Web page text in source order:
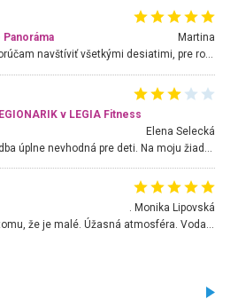
Martina
Nádherné miesto ktoré odporúčam navštíviť všetkými desiatimi, pre rodiny s deťmi, dôchodcom... Proste a jednoducho ozaj rozprávkový les.. určite ešte prídeme. Odniesli sme si na pamiatku krásne tričká,
v LEGIA Fitness
Elena Selecká
. Monika Lipovská
Úžasné prostredie, napriek tomu, že je malé. Úžasná atmosféra. Voda fantastická a nádherná. Ľudí je pomerne veľa, ale su mili a ohľaduplní. Je veľmi zaujímavé sledovať, ako dokážu spolu športovať cudzí ľudia a bez ohľadu na vek. Vládne tu pohoda. Vnuka neviem dostať z vody. Ďakujem za krásny deň . Urcite sa sem vrátim. Jediný problém je s parkovaním, ale aj ten sa mi podarilo vyriešiť. Monika Bratislava